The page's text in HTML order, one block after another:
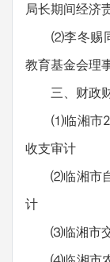
局长期间经济
⑵李冬赐同
教育基金会理
三、财政财
⑴临湘市
收支审计
⑵临湘市自
计
⑶临湘市交